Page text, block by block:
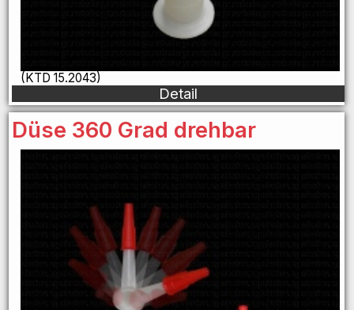
(KTD 15.2043)
Detail
Düse 360 Grad drehbar